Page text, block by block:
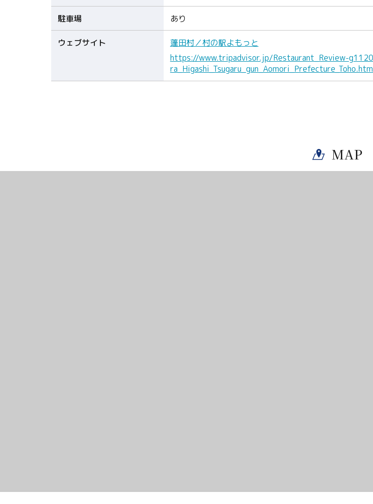
駐車場 あり
ウェブサイト
蓬田村／村の駅よもっと
https://www.tripadvisor.jp/Restaurant_Review-
MAP